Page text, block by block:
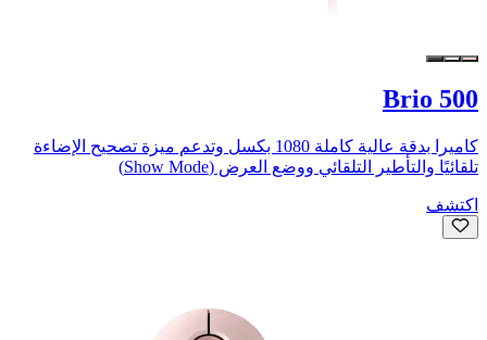
Brio 500
كاميرا بدقة عالية كاملة 1080 بكسل وتدعم ميزة تصحيح الإضاءة
تلقائيًا والتأطير التلقائي ووضع العرض (Show Mode)
اكتشف